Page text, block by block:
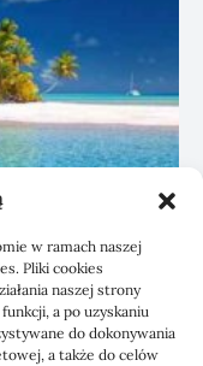
w ramach naszej
Pliki cookies
naszej strony
a po uzyskaniu
do dokonywania
a także do celów
wydajność